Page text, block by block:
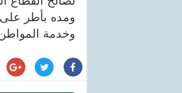
ومده بأطر على
وخدمة